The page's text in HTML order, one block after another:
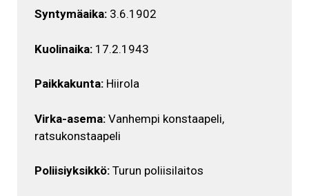
Syntymäaika: 3.6.1902
Kuolinaika: 17.2.1943
Paikkakunta: Hiirola
Virka-asema: Vanhempi konstaapeli,
ratsukonstaapeli
Poliisiyksikkö: Turun poliisilaitos